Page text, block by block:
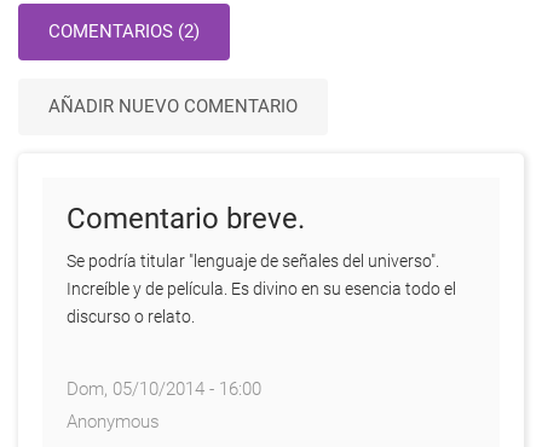
COMENTARIOS (2)
AÑADIR NUEVO COMENTARIO
Comentario breve.
Se podría titular "lenguaje de señales del universo".
Increíble y de película. Es divino en su esencia todo el
discurso o relato.
Dom, 05/10/2014 - 16:00
Anonymous